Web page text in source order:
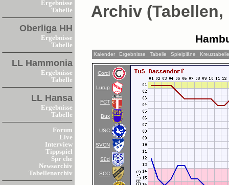
Ergebnisse
Tabelle
Oberliga HH
Ergebnisse
Tabelle
LL Hammonia
Ergebnisse
Tabelle
LL Hansa
Ergebnisse
Tabelle
Forum
Live
Interview
Tippspiel
Spr che
Newsarchiv
Tabellenarchiv
Archiv
Kalender Ergebnisse Tabelle Spielpläne
Cordi
Lurup
FCT
Bux
USC
SVCN
Süd
SCC